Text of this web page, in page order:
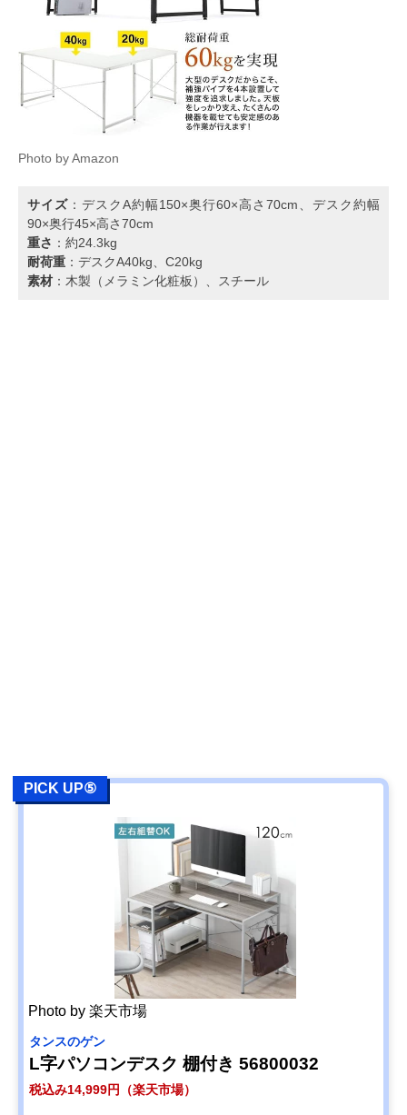
Photo by Amazon
サイズ ：デスクA約幅150×奥行60×高さ70cm、デスク約幅
90×奥行45×高さ70cm
重さ ：約24.3kg
耐荷重 ：デスクA40kg、C20kg
素材 ：木製（メラミン化粧板）、スチール
PICK UP⑤
Photo by 楽天市場
タンスのゲン
L字パソコンデスク 棚付き 56800032
税込み14,999円（楽天市場）